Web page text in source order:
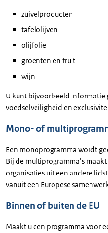
zuivelproducten
tafelolijven
olijfolie
groenten en fruit
wijn
U kunt bijvoorbeeld informatie
voedselveiligheid en
Mono- of
Een monoprogramma wordt
Bij de multiprogramma’s
organisaties uit een andere
vanuit een Europese
Binnen of buiten de EU
Maakt u een programma voor